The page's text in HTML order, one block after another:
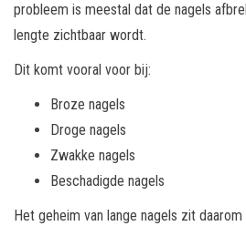
probleem is meestal dat de nagels
lengte zichtbaar wordt.
Dit komt vooral voor bij:
Broze nagels
Droge nagels
Zwakke nagels
Beschadigde nagels
Het geheim van lange nagels zit